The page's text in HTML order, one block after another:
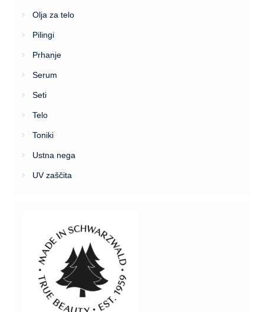
Olja za telo
Pilingi
Prhanje
Serum
Seti
Telo
Toniki
Ustna nega
UV zaščita